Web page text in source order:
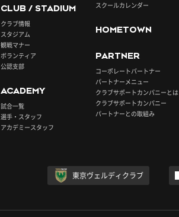
CLUB / STADIUM
クラブ情報
スタジアム
観戦マナー
ボランティア
公認支部
ACADEMY
試合一覧
選手・スタッフ
アカデミースタッフ
スクールカレンダー
HOMETOWN
PARTNER
コーポレートパートナー
パートナーメニュー
クラブサポートカンパニーとは
クラブサポートカンパニー
パートナーとの取組み
東京ヴェルディクラブ